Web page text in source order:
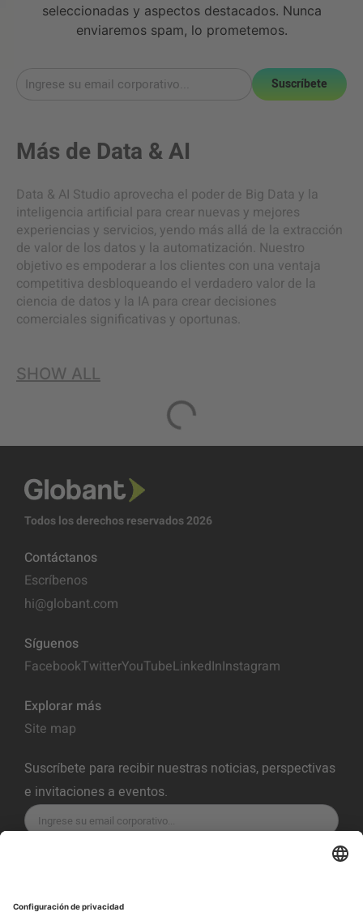
seleccionadas y aspectos destacados. Nunca
enviaremos spam, lo prometemos.
Suscríbete
Más de Data & AI
Data & AI Studio aprovecha el poder de Big Data y la
inteligencia artificial para crear nuevas y mejores
experiencias y servicios, yendo más allá de la extracción
de valor de los datos y la automatización. Nuestro
objetivo es empoderar a los clientes con una ventaja
competitiva desbloqueando el verdadero valor de la
ciencia de datos y la IA para crear decisiones
comerciales significativas y oportunas.
SHOW ALL
Todos los derechos reservados 2026
Contáctanos
Escríbenos
hi@globant.com
Síguenos
FacebookTwitterYouTubeLinkedInInstagram
Explorar más
Site map
Suscríbete para recibir nuestras noticias, perspectivas
e invitaciones a eventos.